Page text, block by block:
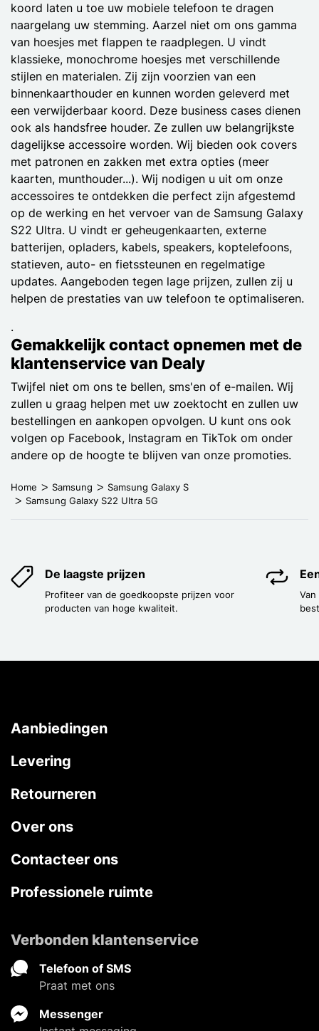
koord laten u toe uw mobiele telefoon te dragen
naargelang uw stemming. Aarzel niet om ons gamma
van hoesjes met flappen te raadplegen. U vindt
klassieke, monochrome hoesjes met verschillende
stijlen en materialen. Zij zijn voorzien van een
binnenkaarthouder en kunnen worden geleverd met
een verwijderbaar koord. Deze business cases dienen
ook als handsfree houder. Ze zullen uw belangrijkste
dagelijkse accessoire worden. Wij bieden ook covers
met patronen en zakken met extra opties (meer
kaarten, munthouder...). Wij nodigen u uit om onze
accessoires te ontdekken die perfect zijn afgestemd
op de werking en het vervoer van de Samsung Galaxy
S22 Ultra. U vindt er geheugenkaarten, externe
batterijen, opladers, kabels, speakers, koptelefoons,
statieven, auto- en fietssteunen en regelmatige
updates. Aangeboden tegen lage prijzen, zullen zij u
helpen de prestaties van uw telefoon te optimaliseren.
.
Gemakkelijk contact opnemen met de
klantenservice van Dealy
Twijfel niet om ons te bellen, sms'en of e-mailen. Wij
zullen u graag helpen met uw zoektocht en zullen uw
bestellingen en aankopen opvolgen. U kunt ons ook
volgen op Facebook, Instagram en TikTok om onder
andere op de hoogte te blijven van onze promoties.
Home Samsung
Samsung Galaxy S
Samsung Galaxy S22 Ultra 5G
De laagste prijzen
Profiteer van de goedkoopste prijzen voor
producten van hoge kwaliteit.
Aanbiedingen
Levering
Retourneren
Over ons
Contacteer ons
Professionele ruimte
Verbonden klantenservice
Telefoon of SMS
Praat met ons
Messenger